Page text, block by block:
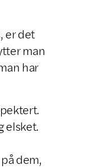
er det
man
har
elsket.
dem,